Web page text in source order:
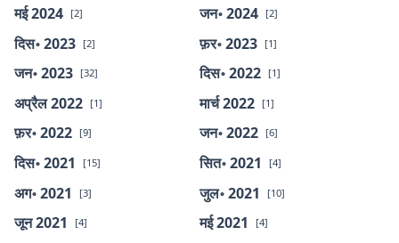
मई 2024 [2] जन॰ 2024 [2]
दिस॰ 2023 [2] फ़र॰ 2023 [1]
जन॰ 2023 [32] दिस॰ 2022 [1]
अप्रैल 2022 [1] मार्च 2022 [1]
फ़र॰ 2022 [9] जन॰ 2022 [6]
दिस॰ 2021 [15] सित॰ 2021 [4]
अग॰ 2021 [3] जुल॰ 2021 [10]
जून 2021 [4] मई 2021 [4]